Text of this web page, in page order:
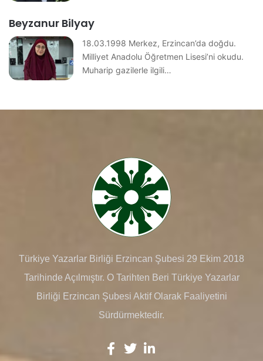
Beyzanur Bilyay
18.03.1998 Merkez, Erzincan’da doğdu.
Milliyet Anadolu Öğretmen Lisesi’ni okudu.
Muharip gazilerle ilgili…
Türkiye Yazarlar Birliği Erzincan Şubesi 29 Ekim 2018
Tarihinde Açılmıştır. O Tarihten Beri Türkiye Yazarlar
Birliği Erzincan Şubesi Aktif Olarak Faaliyetini
Sürdürmektedir.